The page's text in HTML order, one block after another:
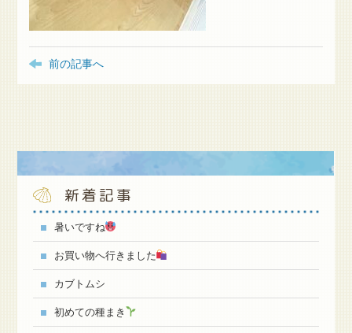
前の記事へ
新着記事
暑いですね
お買い物へ行きました
カブトムシ
初めての種まき